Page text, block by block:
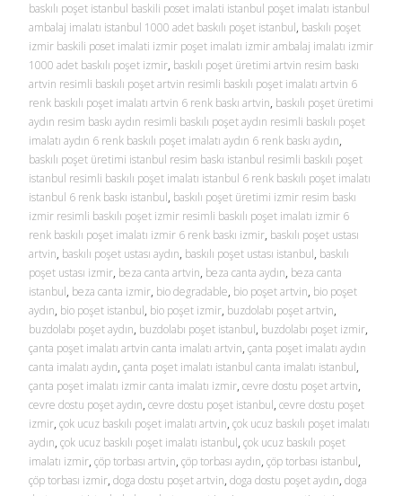
baskılı poşet istanbul baskili poset imalati istanbul poşet imalatı istanbul
ambalaj imalatı istanbul 1000 adet baskılı poşet istanbul, baskılı poşet
izmir baskili poset imalati izmir poşet imalatı izmir ambalaj imalatı izmir
1000 adet baskılı poşet izmir, baskılı poşet üretimi artvin resim baskı
artvin resimli baskılı poşet artvin resimli baskılı poşet imalatı artvin 6
renk baskılı poşet imalatı artvin 6 renk baskı artvin, baskılı poşet üretimi
aydın resim baskı aydın resimli baskılı poşet aydın resimli baskılı poşet
imalatı aydın 6 renk baskılı poşet imalatı aydın 6 renk baskı aydın,
baskılı poşet üretimi istanbul resim baskı istanbul resimli baskılı poşet
istanbul resimli baskılı poşet imalatı istanbul 6 renk baskılı poşet imalatı
istanbul 6 renk baskı istanbul, baskılı poşet üretimi izmir resim baskı
izmir resimli baskılı poşet izmir resimli baskılı poşet imalatı izmir 6
renk baskılı poşet imalatı izmir 6 renk baskı izmir, baskılı poşet ustası
artvin, baskılı poşet ustası aydın, baskılı poşet ustası istanbul, baskılı
poşet ustası izmir, beza canta artvin, beza canta aydın, beza canta
istanbul, beza canta izmir, bio degradable, bio poşet artvin, bio poşet
aydın, bio poşet istanbul, bio poşet izmir, buzdolabı poşet artvin,
buzdolabı poşet aydın, buzdolabı poşet istanbul, buzdolabı poşet izmir,
çanta poşet imalatı artvin canta imalatı artvin, çanta poşet imalatı aydın
canta imalatı aydın, çanta poşet imalatı istanbul canta imalatı istanbul,
çanta poşet imalatı izmir canta imalatı izmir, cevre dostu poşet artvin,
cevre dostu poşet aydın, cevre dostu poşet istanbul, cevre dostu poşet
izmir, çok ucuz baskılı poşet imalatı artvin, çok ucuz baskılı poşet imalatı
aydın, çok ucuz baskılı poşet imalatı istanbul, çok ucuz baskılı poşet
imalatı izmir, çöp torbası artvin, çöp torbası aydın, çöp torbası istanbul,
çöp torbası izmir, doga dostu poşet artvin, doga dostu poşet aydın, doga